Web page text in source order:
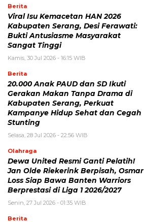
Berita
Viral Isu Kemacetan HAN 2026
Kabupaten Serang, Desi Ferawati:
Bukti Antusiasme Masyarakat
Sangat Tinggi
Kamis, 30 Jul 2026 - 16:15 WIB
Berita
20.000 Anak PAUD dan SD Ikuti
Gerakan Makan Tanpa Drama di
Kabupaten Serang, Perkuat
Kampanye Hidup Sehat dan Cegah
Stunting
Selasa, 28 Jul 2026 - 22:56 WIB
Olahraga
Dewa United Resmi Ganti Pelatih!
Jan Olde Riekerink Berpisah, Osmar
Loss Siap Bawa Banten Warriors
Berprestasi di Liga 1 2026/2027
Senin, 27 Jul 2026 - 01:35 WIB
Berita